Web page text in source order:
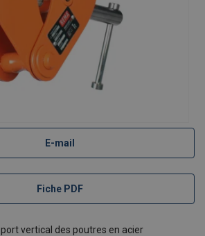
E-mail
Fiche PDF
vertical des poutres en acier